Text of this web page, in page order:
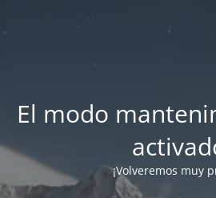
El modo
¡Volveremos muy